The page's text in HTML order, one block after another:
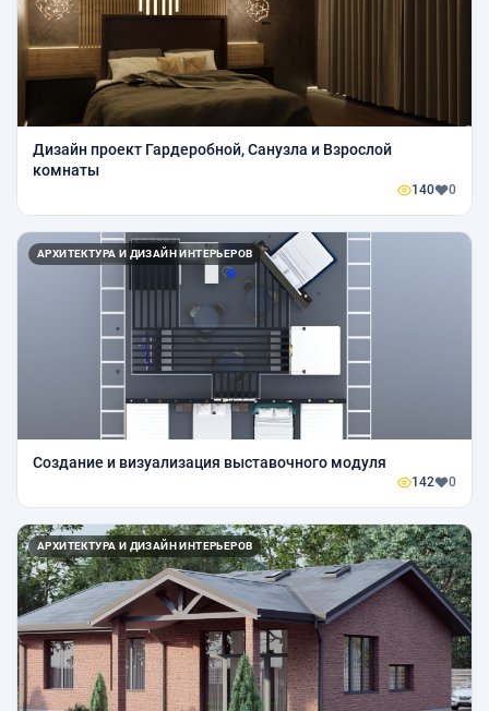
Дизайн проект Гардеробной, Санузла и Взрослой
комнаты
140 0
АРХИТЕКТУРА И ДИЗАЙН ИНТЕРЬЕРОВ
Создание и визуализация выставочного модуля
142 0
АРХИТЕКТУРА И ДИЗАЙН ИНТЕРЬЕРОВ